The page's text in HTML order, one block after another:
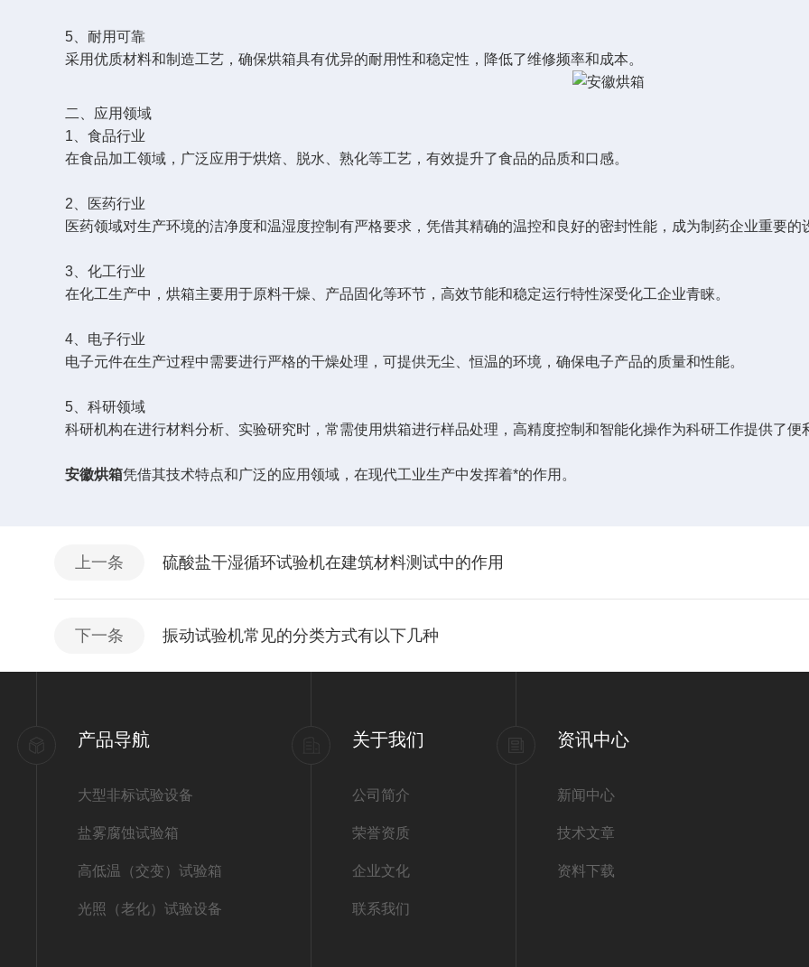
5、耐用可靠
采用优质材料和制造工艺，确保烘箱具有优异的耐用性和稳定性，降低了维修频率和成本。
二、应用领域
1、食品行业
在食品加工领域，广泛应用于烘焙、脱水、熟化等工艺，有效提升了食品的品质和口感。
2、医药行业
医药领域对生产环境的洁净度和温湿度控制有严格要求，凭借其精确的温控和良好的密封性能，成为制药企业重要的
3、化工行业
在化工生产中，烘箱主要用于原料干燥、产品固化等环节，高效节能和稳定运行特性深受化工企业青睐。
4、电子行业
电子元件在生产过程中需要进行严格的干燥处理，可提供无尘、恒温的环境，确保电子产品的质量和性能。
5、科研领域
科研机构在进行材料分析、实验研究时，常需使用烘箱进行样品处理，高精度控制和智能化操作为科研工作提供了便
安徽烘箱凭借其技术特点和广泛的应用领域，在现代工业生产中发挥着*的作用。
上一条 硫酸盐干湿循环试验机在建筑材料测试中的作用
下一条 振动试验机常见的分类方式有以下几种
产品导航
大型非标试验设备
盐雾腐蚀试验箱
高低温（交变）试验箱
光照（老化）试验设备
关于我们
公司简介
荣誉资质
企业文化
联系我们
资讯中心
新闻中心
技术文章
资料下载